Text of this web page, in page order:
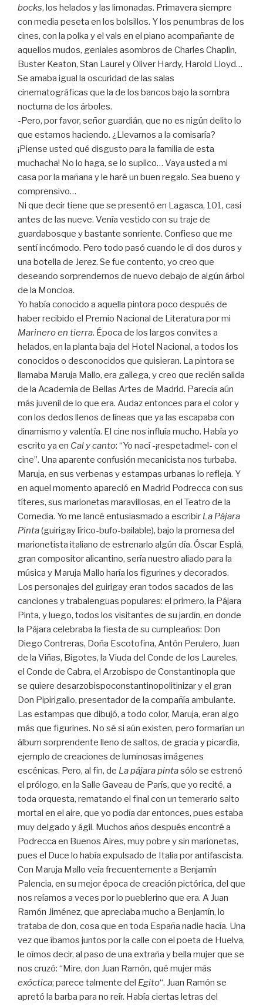
bocks, los helados y las limonadas. Primavera siempre
con media peseta en los bolsillos. Y los penumbras de los
cines, con la polka y el vals en el piano acompañante de
aquellos mudos, geniales asombros de Charles Chaplin,
Buster Keaton, Stan Laurel y Oliver Hardy, Harold Lloyd…
Se amaba igual la oscuridad de las salas
cinematográficas que la de los bancos bajo la sombra
nocturna de los árboles.
-Pero, por favor, señor guardián, que no es nigún delito lo
que estamos haciendo. ¿Llevarnos a la comisaría?
¡Piense usted qué disgusto para la familia de esta
muchacha! No lo haga, se lo suplico… Vaya usted a mi
casa por la mañana y le haré un buen regalo. Sea bueno y
comprensivo…
Ni que decir tiene que se presentó en Lagasca, 101, casi
antes de las nueve. Venía vestido con su traje de
guardabosque y bastante sonriente. Confieso que me
sentí incómodo. Pero todo pasó cuando le di dos duros y
una botella de Jerez. Se fue contento, yo creo que
deseando sorprendernos de nuevo debajo de algún árbol
de la Moncloa.
Yo había conocido a aquella pintora poco después de
haber recibido el Premio Nacional de Literatura por mi
Marinero en tierra. Época de los largos convites a
helados, en la planta baja del Hotel Nacional, a todos los
conocidos o desconocidos que quisieran. La pintora se
llamaba Maruja Mallo, era gallega, y creo que recién salida
de la Academia de Bellas Artes de Madrid. Parecía aún
más juvenil de lo que era. Audaz entonces para el color y
con los dedos llenos de líneas que ya las escapaba con
dinamismo y valentía. El cine nos influía mucho. Había yo
escrito ya en Cal y canto: “Yo nací -¡respetadme!- con el
cine”. Una aparente confusión mecanicista nos turbaba.
Maruja, en sus verbenas y estampas urbanas lo refleja. Y
en aquel momento apareció en Madrid Podrecca con sus
títeres, sus marionetas maravillosas, en el Teatro de la
Comedia. Yo me lancé entusiasmado a escribir La Pájara
Pinta(guirigay lírico-bufo-bailable), bajo la promesa del
marionetista italiano de estrenarlo algún día. Óscar Esplá,
gran compositor alicantino, sería nuestro aliado para la
música y Maruja Mallo haría los figurines y decorados.
Los personajes del guirigay eran todos sacados de las
canciones y trabalenguas populares: el primero, la Pájara
Pinta, y luego, todos los visitantes de su jardín, en donde
la Pájara celebraba la fiesta de su cumpleaños: Don
Diego Contreras, Doña Escotofina, Antón Perulero, Juan
de la Viñas, Bigotes, la Viuda del Conde de los Laureles,
el Conde de Cabra, el Arzobispo de Constantinopla que
se quiere desarzobispoconstantinopolitinizar y el gran
Don Pipirigallo, presentador de la compañía ambulante.
Las estampas que dibujó, a todo color, Maruja, eran algo
más que figurines. No sé si aún existen, pero formarían un
álbum sorprendente lleno de saltos, de gracia y picardía,
ejemplo de creaciones de luminosas imágenes
escénicas. Pero, al fin, de La pájara pintasólo se estrenó
el prólogo, en la Salle Gaveau de París, que yo recité, a
toda orquesta, rematando el final con un temerario salto
mortal en el aire, que yo podía dar entonces, pues estaba
muy delgado y ágil. Muchos años después encontré a
Podrecca en Buenos Aires, muy pobre y sin marionetas,
pues el Duce lo había expulsado de Italia por antifascista.
Con Maruja Mallo veía frecuentemente a Benjamín
Palencia, en su mejor época de creación pictórica, del que
nos reíamos a veces por lo pueblerino que era. A Juan
Ramón Jiménez, que apreciaba mucho a Benjamín, lo
trataba de don, cosa que en toda España nadie hacía. Una
vez que íbamos juntos por la calle con el poeta de Huelva,
le oímos decir, al paso de una extraña y bella mujer que se
nos cruzó: “Mire, don Juan Ramón, qué mujer más
exóctica; parece talmente del Egito“. Juan Ramón se
apretó la barba para no reír. Había ciertas letras del